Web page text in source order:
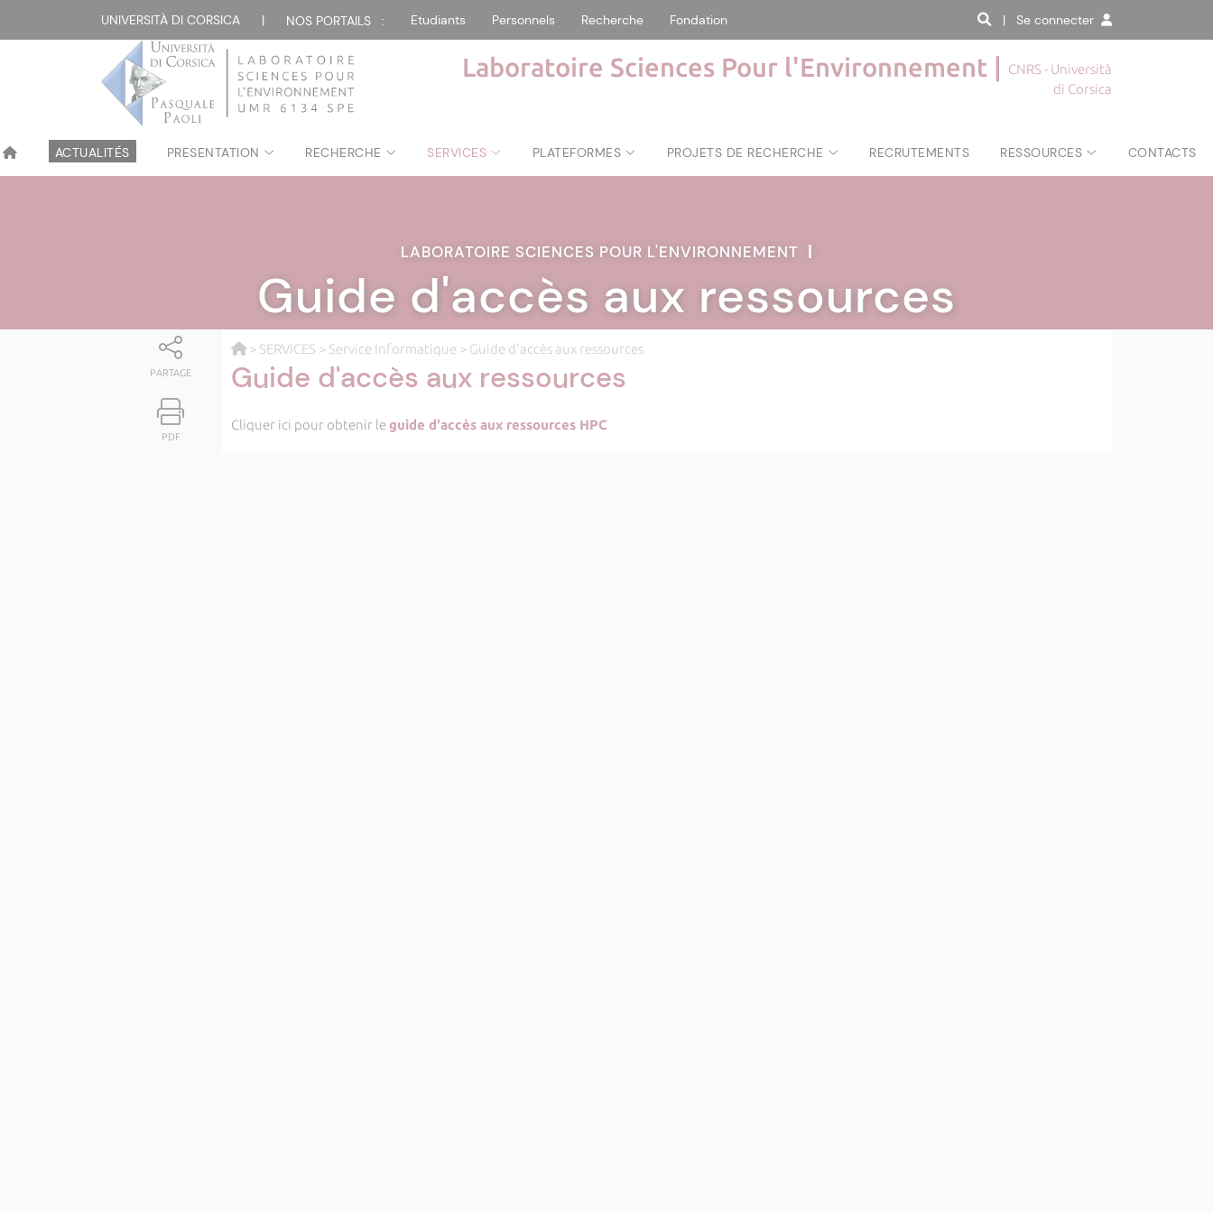
UNIVERSITÀ DI CORSICA | NOS PORTAILS : Etudiants Personnels Recherche Fondation | Se connecter
Laboratoire Sciences Pour l'Environnement |
CNRS - Università
di Corsica
ACTUALITÉS PRESENTATION RECHERCHE SERVICES PLATEFORMES PROJETS DE RECHERCHE RECRUTEMENTS RESSOURCES CONTACTS
LABORATOIRE SCIENCES POUR L'ENVIRONNEMENT |
Guide d'accès aux ressources
PARTAGE
PDF
> SERVICES > Service Informatique > Guide d'accès aux ressources
Guide d'accès aux ressources
Cliquer ici pour obtenir leguide d'accès aux ressources HPC